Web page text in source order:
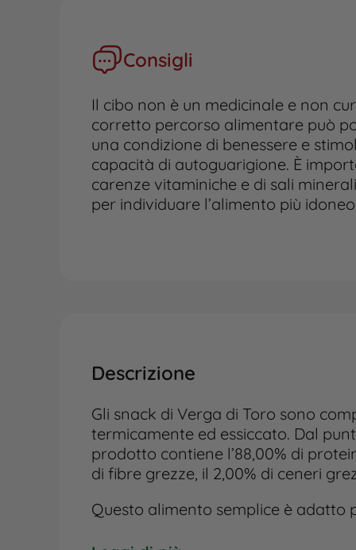
Consigli
Il cibo non è un medicinale e non
corretto percorso alimentare può
una condizione di benessere e
capacità di autoguarigione. È
carenze vitaminiche e di sali
per individuare l’alimento più
Descrizione
Gli snack di Verga di Toro sono
termicamente ed essiccato. Dal
prodotto contiene l’88,00% di
di fibre grezze, il 2,00% di ceneri
Questo alimento semplice è adatto